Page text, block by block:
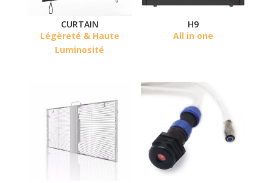
CURTAIN
Légèreté & Haute
Luminosité
H9
All in one